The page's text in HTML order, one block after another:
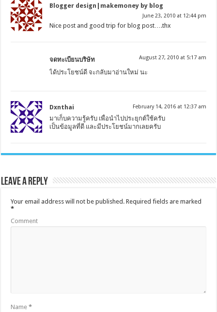
Blogger design|makemoney by blog
June 23, 2010 at 12:44 pm
Nice post and good trip for blog post….thx
จดทะเบียนบริษัท August 27, 2010 at 5:17 am
ได้ประโยชน์ดี จะกลับมาอ่านใหม่ นะ
Dxnthai February 14, 2016 at 12:37 am
มาเก็บความรู้ครับ เพื่อนำไปประยุกต์ใช้ครับ
เป็นข้อมูลที่ดี และมีประโยชน์มากเลยครับ
Leave a Reply
Your email address will not be published. Required fields are marked
*
Comment
Name*